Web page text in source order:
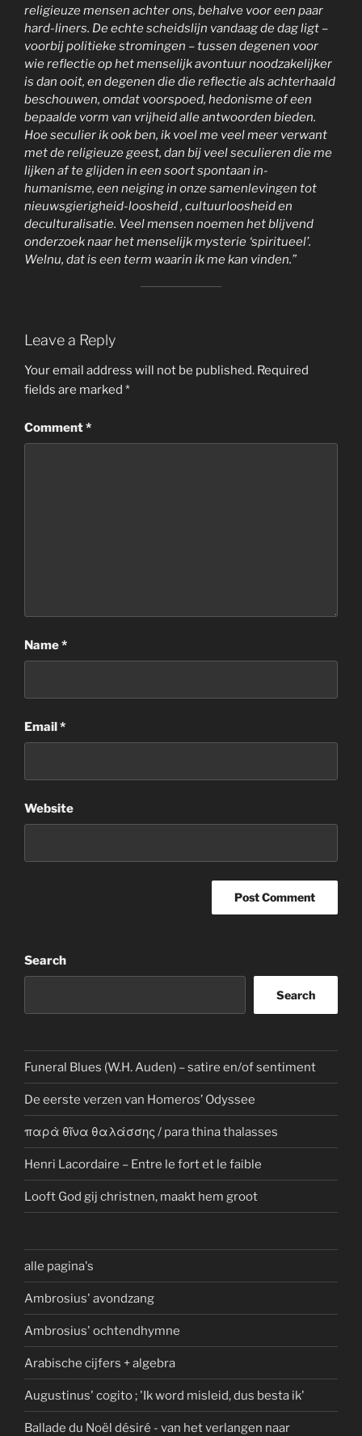
religieuze mensen achter ons, behalve voor een paar
hard-liners. De echte scheidslijn vandaag de dag ligt –
voorbij politieke stromingen – tussen degenen voor
wie reflectie op het menselijk avontuur noodzakelijker
is dan ooit, en degenen die die reflectie als achterhaald
beschouwen, omdat voorspoed, hedonisme of een
bepaalde vorm van vrijheid alle antwoorden bieden.
Hoe seculier ik ook ben, ik voel me veel meer verwant
met de religieuze geest, dan bij veel seculieren die me
lijken af te glijden in een soort spontaan in-
humanisme, een neiging in onze samenlevingen tot
nieuwsgierigheid-loosheid , cultuurloosheid en
deculturalisatie. Veel mensen noemen het blijvend
onderzoek naar het menselijk mysterie ‘spiritueel’.
Welnu, dat is een term waarin ik me kan vinden.”
Leave a Reply
Your email address will not be published. Required
fields are marked *
Comment*
Name*
Email*
Website
Search
Search
Funeral Blues (W.H. Auden) – satire en/of sentiment
De eerste verzen van Homeros’ Odyssee
παρὰ θῖνα θαλάσσης / para thina thalasses
Henri Lacordaire – Entre le fort et le faible
Looft God gij christnen, maakt hem groot
alle pagina's
Ambrosius' avondzang
Ambrosius' ochtendhymne
Arabische cijfers + algebra
Augustinus' cogito ; 'Ik word misleid, dus besta ik'
Ballade du Noël désiré - van het verlangen naar